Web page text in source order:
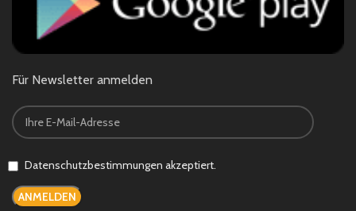
Für Newsletter anmelden
Datenschutzbestimmungen akzeptiert.